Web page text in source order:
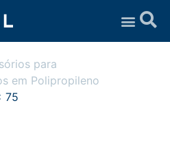
para
em Polipropileno
75